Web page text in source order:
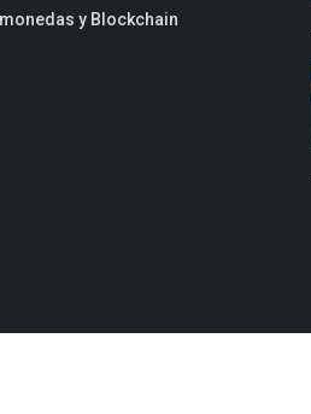
y Blockchain